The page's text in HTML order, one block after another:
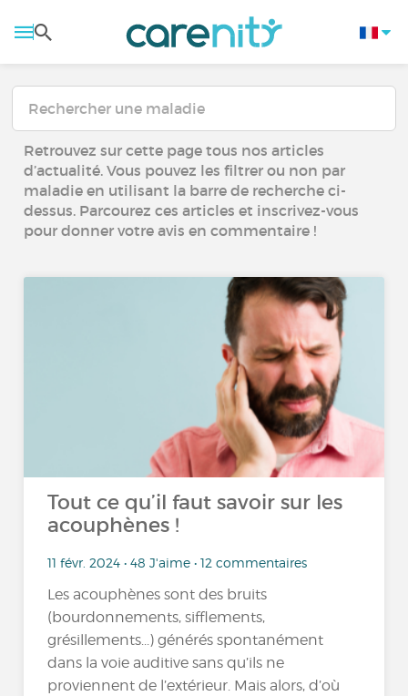
Retrouvez sur cette page tous nos articles
d’actualité. Vous pouvez les filtrer ou non par
maladie en utilisant la barre de recherche ci-
dessus. Parcourez ces articles et inscrivez-vous
pour donner votre avis en commentaire !
Tout ce qu’il faut savoir sur les
acouphènes !
11 févr. 2024 • 48 J'aime • 12 commentaires
Les acouphènes sont des bruits
(bourdonnements, sifflements,
grésillements...) générés spontanément
dans la voie auditive sans qu’ils ne
proviennent de l’extérieur. Mais alors, d’où